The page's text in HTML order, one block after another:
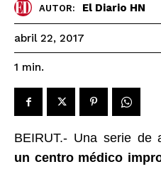
AUTOR: El Diario HN
abril 22, 2017
1 min.
BEIRUT.- Una serie de
un centro médico